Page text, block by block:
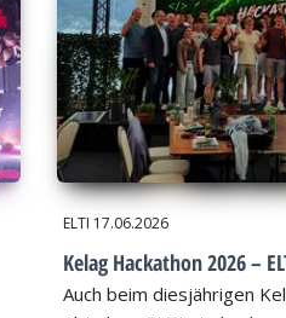
ELTI 17.06.2026
Kelag Hackathon 2026 –
Auch beim diesjährigen